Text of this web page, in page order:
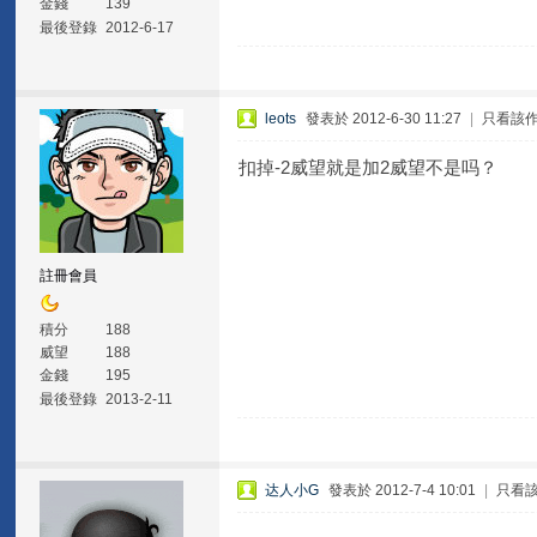
金錢
139
最後登錄 2012-6-17
註冊會員
積分
188
威望
188
金錢
195
最後登錄 2013-2-11
leots 發表於 2012-6-30 11:27 只看該
扣掉-2威望就是加2威望不是吗？
达人小G 發表於 2012-7-4 10:01 只看